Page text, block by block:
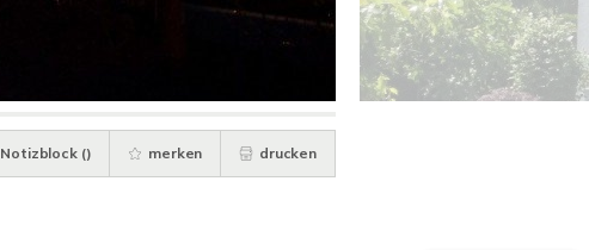
Notizblock () merken drucken